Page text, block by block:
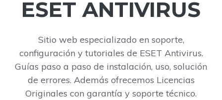
ESET ANTIVIRUS
Sitio web especializado en soporte,
configuración y tutoriales de ESET Antivirus.
Guías paso a paso de instalación, uso, solución
de errores. Además ofrecemos Licencias
Originales con garantía y soporte técnico.